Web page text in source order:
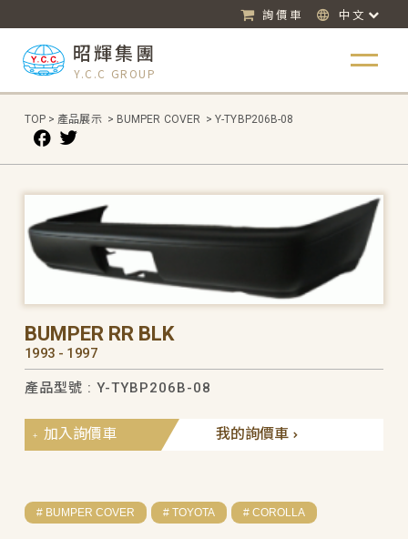
詢價車 中文
昭輝集團
Y.C.C GROUP
TOP > 產品展示 > BUMPER COVER > Y-TYBP206B-08
BUMPER RR BLK
1993 - 1997
產品型號 : Y-TYBP206B-08
我的詢價車
加入詢價車
# BUMPER COVER # TOYOTA # COROLLA